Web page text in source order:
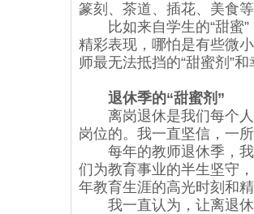
篆刻、茶道、插花、美食
比如来自学生的“甜蜜”
精彩表现，哪怕是有些微
师最无法抵挡的“甜蜜剂”和
退休季的“甜蜜剂”
离岗退休是我们每个人
岗位的。我一直坚信，一
每年的教师退休季，我
们为教育事业的半生坚守
年教育生涯的高光时刻和
我一直认为，让离退休